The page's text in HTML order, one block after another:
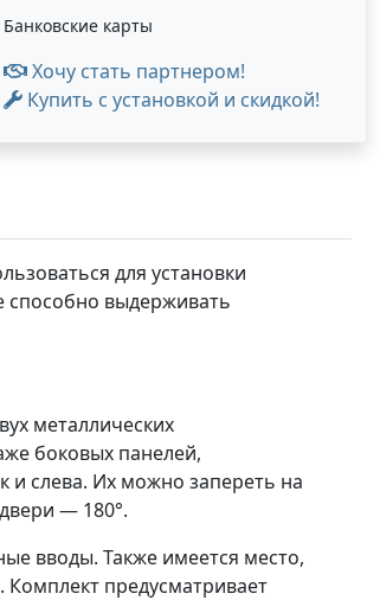
Банковские карты
Хочу стать партнером!
Купить с установкой и скидкой!
для установки
способно выдерживать
металлических
боковых панелей,
и слева. Их можно запереть на
— 180°.
вводы. Также имеется место,
предусматривает